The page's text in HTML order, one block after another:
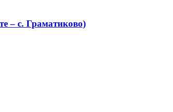
– с. Граматиково)